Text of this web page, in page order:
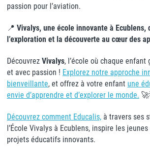
passion pour l’aviation.
📍 Vivalys, une école innovante à Ecublens,
l’exploration et la découverte au cœur des
Découvrez Vivalys, l’école où chaque
et avec passion ! Explorez notre approche
bienveillante, et offrez à votre enfant une
envie d’apprendre et d’explorer le monde.
Découvrez comment Educalis, à travers ses
l’École Vivalys à Ecublens, inspire les
projets éducatifs innovants.